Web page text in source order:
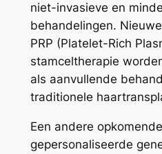
niet-invasieve en
behandelingen.
PRP (Platelet-Rich
stamceltherapie
als aanvullende
traditionele
Een andere
gepersonaliseerde